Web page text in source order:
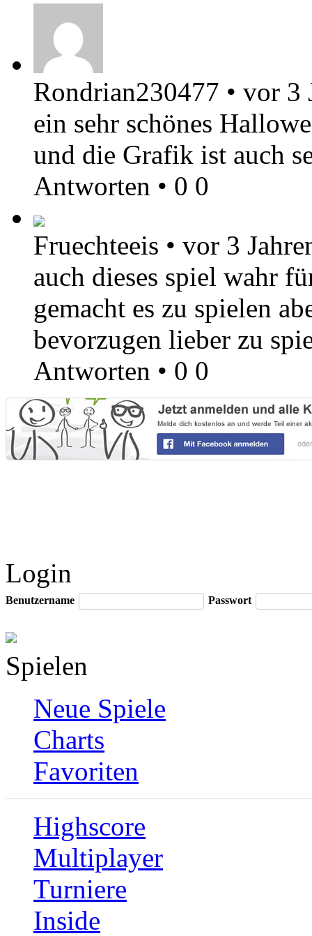
Rondrian230477 • vor 3
ein sehr schönes
und die Grafik ist auch
Antworten • 0 0
Fruechteeis • vor 3
auch dieses spiel wahr
gemacht es zu spielen
bevorzugen lieber zu
Antworten • 0 0
Login
Benutzername Passwort
Spielen
Neue Spiele
Charts
Favoriten
Highscore
Multiplayer
Turniere
Inside